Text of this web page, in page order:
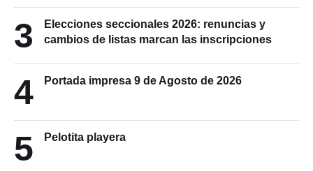
3
Elecciones seccionales 2026: renuncias y
cambios de listas marcan las inscripciones
4 Portada impresa 9 de Agosto de 2026
5 Pelotita playera